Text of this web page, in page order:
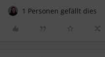
1 Personen gefällt dies